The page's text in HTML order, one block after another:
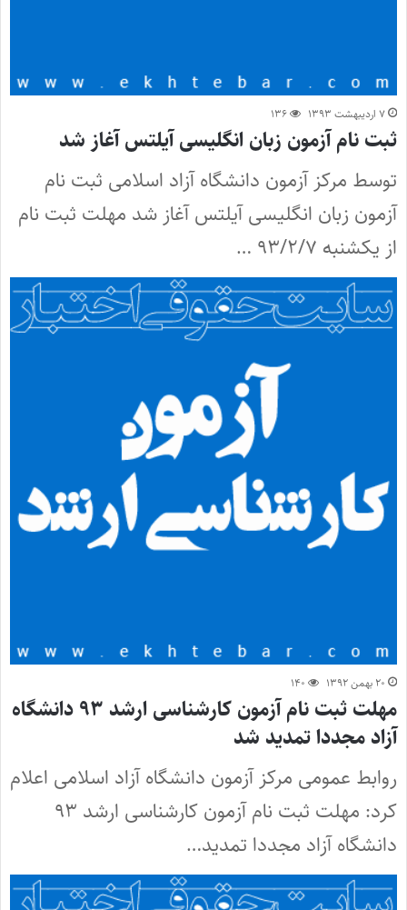
۷ اردیبهشت ۱۳۹۳ ۱۳۶
ثبت نام آزمون زبان انگلیسی آیلتس آغاز شد
توسط مرکز آزمون دانشگاه آزاد اسلامی ثبت نام
آزمون زبان انگلیسی آیلتس آغاز شد مهلت ثبت نام
از یکشنبه ۹۳/۲/۷ …
۲۰ بهمن ۱۳۹۲ ۱۴۰
مهلت ثبت نام آزمون کارشناسی ارشد ۹۳ دانشگاه
آزاد مجددا تمدید شد
روابط عمومی مرکز آزمون دانشگاه آزاد اسلامی اعلام
کرد: مهلت ثبت نام آزمون کارشناسی ارشد ۹۳
دانشگاه آزاد مجددا تمدید…